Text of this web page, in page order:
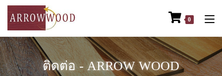
0
ติดต่อ - ARROW WOOD